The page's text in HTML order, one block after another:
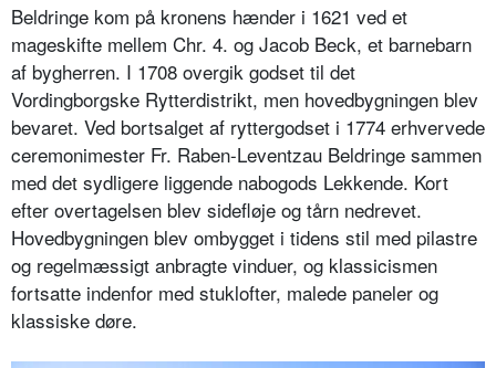
Beldringe kom på kronens hænder i 1621 ved et
mageskifte mellem Chr. 4. og Jacob Beck, et barnebarn
af bygherren. I 1708 overgik godset til det
Vordingborgske Rytterdistrikt, men hovedbygningen blev
bevaret. Ved bortsalget af ryttergodset i 1774 erhvervede
ceremonimester Fr. Raben-Leventzau Beldringe sammen
med det sydligere liggende nabogods Lekkende. Kort
efter overtagelsen blev sidefløje og tårn nedrevet.
Hovedbygningen blev ombygget i tidens stil med pilastre
og regelmæssigt anbragte vinduer, og klassicismen
fortsatte indenfor med stuklofter, malede paneler og
klassiske døre.